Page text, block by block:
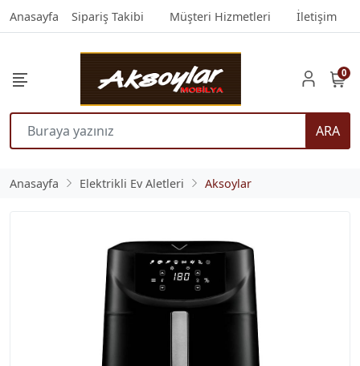
Anasayfa Sipariş Takibi Müşteri Hizmetleri İletişim
ARA
0
Anasayfa Elektrikli Ev Aletleri Aksoylar